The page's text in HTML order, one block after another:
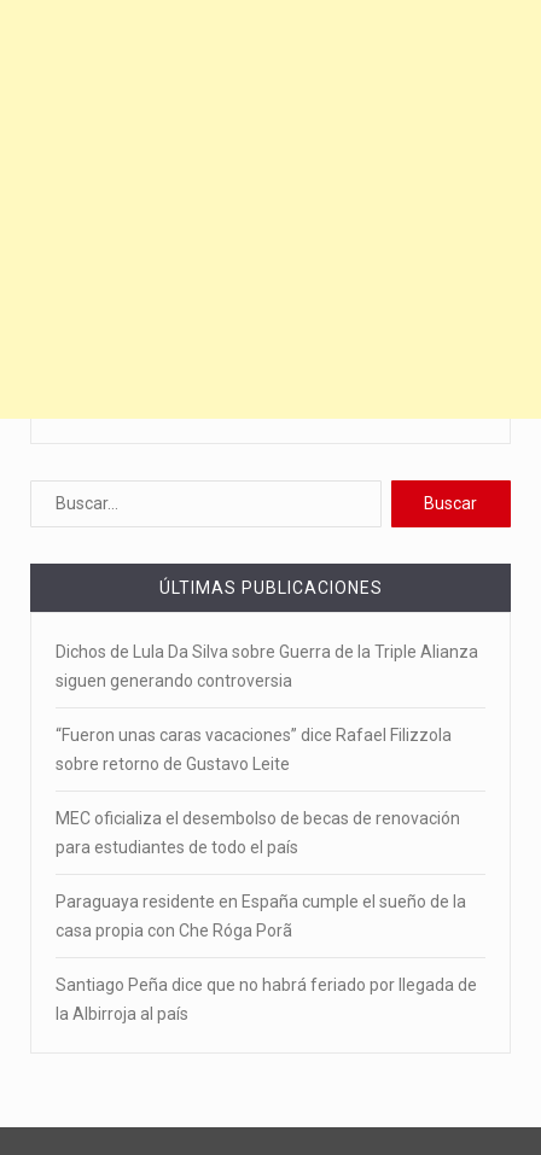
ÚLTIMAS PUBLICACIONES
Dichos de Lula Da Silva sobre Guerra de la Triple Alianza
siguen generando controversia
“Fueron unas caras vacaciones” dice Rafael Filizzola
sobre retorno de Gustavo Leite
MEC oficializa el desembolso de becas de renovación
para estudiantes de todo el país
Paraguaya residente en España cumple el sueño de la
casa propia con Che Róga Porã
Santiago Peña dice que no habrá feriado por llegada de
la Albirroja al país